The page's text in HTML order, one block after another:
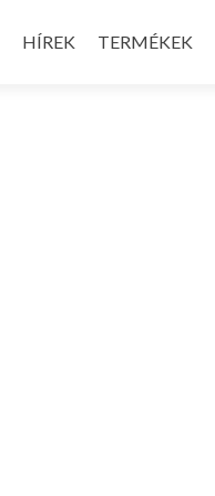
HÍREK TERMÉKEK